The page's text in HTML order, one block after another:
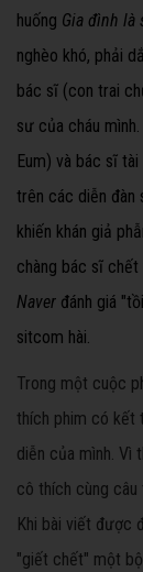
huống Gia đình là
nghèo khó, phải
bác sĩ (con trai
sư của cháu
Eum) và bác sĩ
trên các diễn đàn
khiến khán giả
chàng bác sĩ
Naver đánh giá
sitcom hài.
Trong một cuộc
thích phim có kết
diễn của mình. Vì
cô thích cùng câu
Khi bài viết được
"giết chết" một